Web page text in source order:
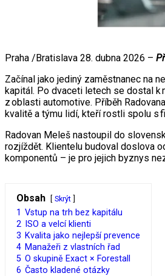
Praha /Bratislava 28. dubna 2026 –
Začínal jako jediný zaměstnanec na
kapitál. Po dvaceti letech se dostal k
z oblasti automotive. Příběh
kvalitě a týmu lidí, kteří rostli spolu s
Radovan Meleš nastoupil do
rozjíždět. Klientelu budoval doslova
komponentů – je pro jejich byznys
Obsah Skrýt
1 Vstup na trh bez kapitálu
2 ISO a velcí klienti
3 Kvalita jako nejlepší prevence
4 Manažeři z vlastních řad
5 O skupině Exact × Forestall
6 Často kladené otázky